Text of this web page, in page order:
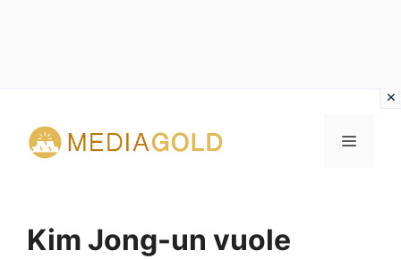
contenuto
MENU
Kim Jong-un vuole